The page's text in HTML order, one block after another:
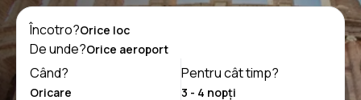
Încotro?
De unde?
Când?
Pentru cât timp?